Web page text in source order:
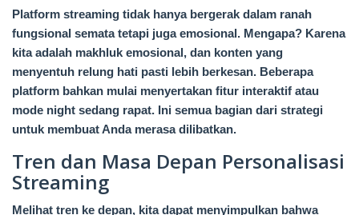
Platform streaming tidak hanya bergerak dalam ranah
fungsional semata tetapi juga emosional. Mengapa? Karena
kita adalah makhluk emosional, dan konten yang
menyentuh relung hati pasti lebih berkesan. Beberapa
platform bahkan mulai menyertakan fitur interaktif atau
mode night sedang rapat. Ini semua bagian dari strategi
untuk membuat Anda merasa dilibatkan.
Tren dan Masa Depan Personalisasi
Streaming
Melihat tren ke depan, kita dapat menyimpulkan bahwa